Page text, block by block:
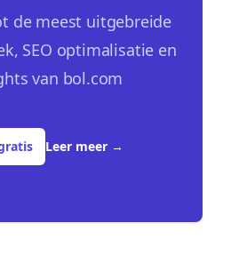
de meest uitgebreide
SEO optimalisatie en
van bol.com
Leer meer →